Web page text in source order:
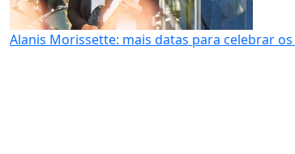
Alanis Morissette: mais datas para celebrar